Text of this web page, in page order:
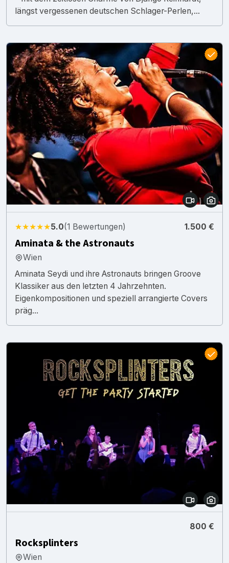
längst vergessenen deutschen Schlager-Perlen,...
★★★★★5.0(1 Bewertungen) 1.500 €
Aminata & the Astronauts
Wien
Aminata Seydi und ihre Astronauts bringen Groove
Klassiker aus den letzten 4 Jahrzehnten.
Eigenkompositionen und speziell arrangierte Covers
präg...
800 €
Rocksplinters
Wien